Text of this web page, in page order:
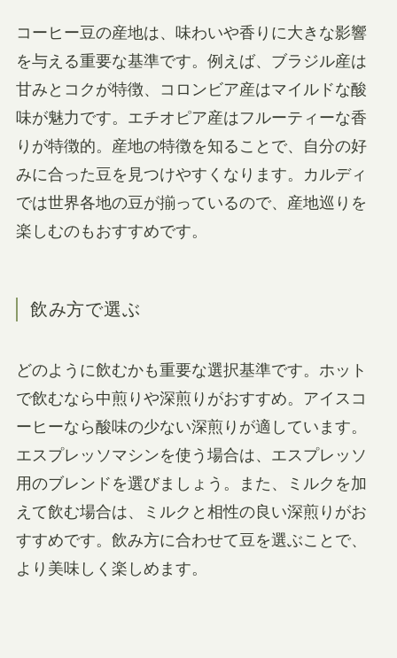
コーヒー豆の産地は、味わいや香りに大きな影響
を与える重要な基準です。例えば、ブラジル産は
甘みとコクが特徴、コロンビア産はマイルドな酸
味が魅力です。エチオピア産はフルーティーな香
りが特徴的。産地の特徴を知ることで、自分の好
みに合った豆を見つけやすくなります。カルディ
では世界各地の豆が揃っているので、産地巡りを
楽しむのもおすすめです。
飲み方で選ぶ
どのように飲むかも重要な選択基準です。ホット
で飲むなら中煎りや深煎りがおすすめ。アイスコ
ーヒーなら酸味の少ない深煎りが適しています。
エスプレッソマシンを使う場合は、エスプレッソ
用のブレンドを選びましょう。また、ミルクを加
えて飲む場合は、ミルクと相性の良い深煎りがお
すすめです。飲み方に合わせて豆を選ぶことで、
より美味しく楽しめます。